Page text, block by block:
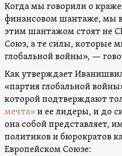
Когда мы говорили о
финансовом шантаже, мы
этим шантажом стоят не
Союз, а те силы, которые
глобальной войны», —
Как утверждает
«партия глобальной
которой подтверждают
мечта»и ее лидеры, и до
она собой представляет,
политиков и бюрократов
Европейском Союзе: